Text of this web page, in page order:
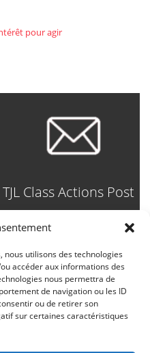
utilisons des technologies
accéder aux informations des
nous permettra de
de navigation ou les ID
ou de retirer son
sur certaines caractéristiques
pour agir
TJL Class Actions Post
& LESPÉRANCE
& Solicitors
d'Armes, Suite 90
H2Y 2X8
8385
588-8385